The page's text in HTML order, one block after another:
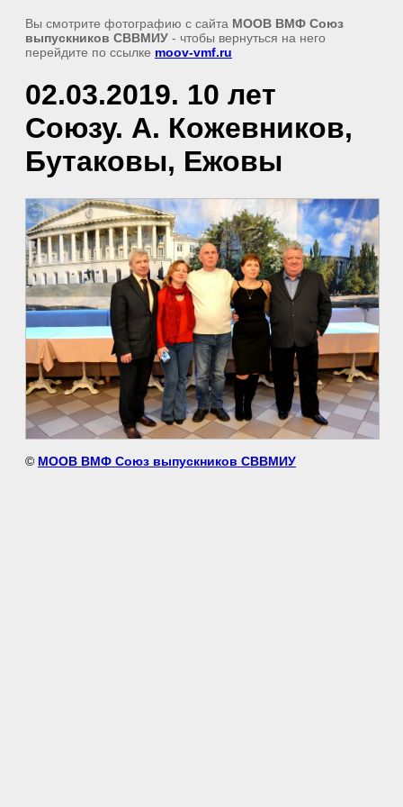
Вы смотрите фотографию с сайта МООВ ВМФ Союз
выпускников СВВМИУ - чтобы вернуться на него
перейдите по ссылке moov-vmf.ru
02.03.2019. 10 лет
Союзу. А. Кожевников,
Бутаковы, Ежовы
© МООВ ВМФ Союз выпускников СВВМИУ